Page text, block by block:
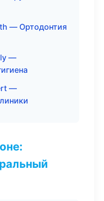
— Ортодонтия
—
—